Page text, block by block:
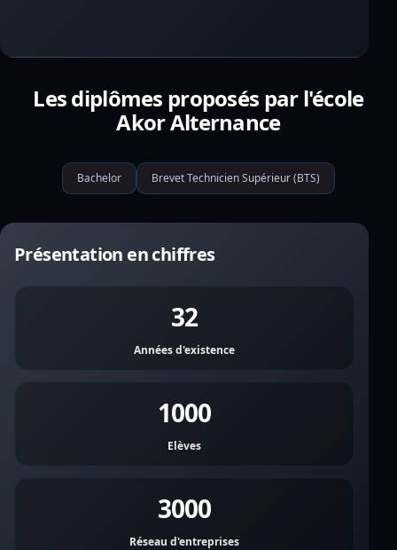
Les diplômes proposés par l'école
Akor Alternance
Bachelor Brevet Technicien Supérieur (BTS)
Présentation en chiffres
32
Années d'existence
1000
Elèves
3000
Réseau d'entreprises